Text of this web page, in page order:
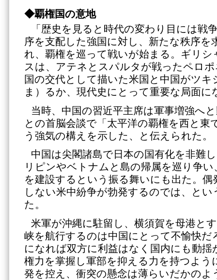
◆覇権国の意地
「歴史を見ると時代の変わり目には戦
序を支配した強国に対し、新たな秩序を
れ、覇権を巡って戦いが始まる。ギリ
スは、アテネとスパルタが戦ったペロ
国の交代として描いた米国と中国がツ
ま）るか、現代史にとって重要な局面に
当時、中国の習近平主席は軍事増強へ
との首脳会談で「太平洋の覇権を西と東
う強気の構えを示した、と伝えられた。
中国は尖閣諸島で日本の国有化を非難
リピンやベトナムと島の帰属を巡り争い
を建設するという振る舞いにも出た。偶
しない米中紛争が勃発するのでは、と
た。
米軍が沖縄に駐留し、横須賀を母港と
峡を航行するのは中国にとって不愉快だ
になれば双方に利益はなく国内にも動揺
権力を掌握し軍部を抑える力を持つよう
発を控え、衝突の懸念は薄らいだかのよ